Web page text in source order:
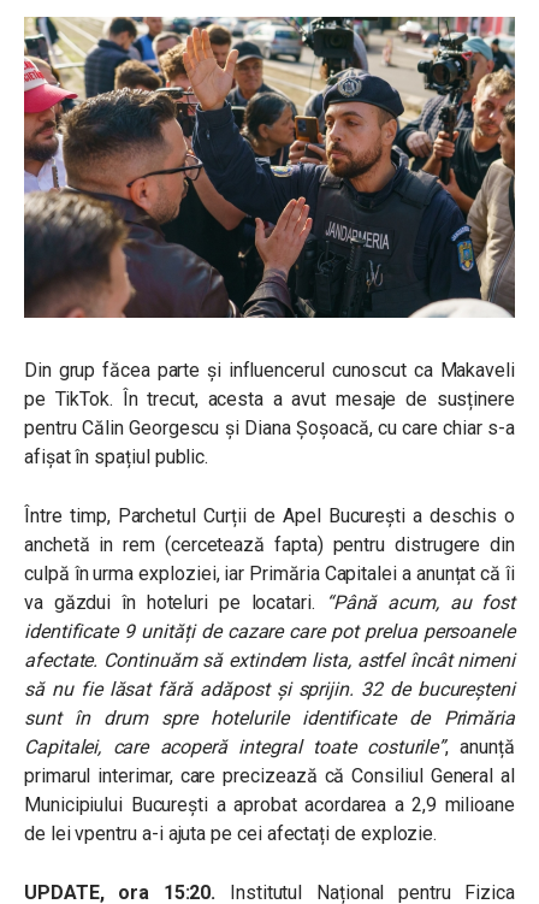
Din grup făcea parte și influencerul cunoscut ca Makaveli
pe TikTok. În trecut, acesta a avut mesaje de susținere
pentru Călin Georgescu și Diana Șoșoacă, cu care chiar s-a
afișat în spațiul public.
Între timp, Parchetul Curții de Apel București a deschis o
anchetă in rem (cercetează fapta) pentru distrugere din
culpă în urma exploziei, iar Primăria Capitalei a anunțat că îi
va găzdui în hoteluri pe locatari.
“Până acum, au fost
identificate 9 unități de cazare care pot prelua persoanele
afectate. Continuăm să extindem lista, astfel încât nimeni
să nu fie lăsat fără adăpost și sprijin. 32 de bucureșteni
sunt în drum spre hotelurile identificate de Primăria
Capitalei, care acoperă integral toate costurile”, anunță
primarul interimar, care precizează că Consiliul General al
Municipiului Bucureşti a aprobat acordarea a 2,9 milioane
de lei vpentru a-i ajuta pe cei afectați de explozie.
UPDATE, ora 15:20. Institutul Național pentru Fizica